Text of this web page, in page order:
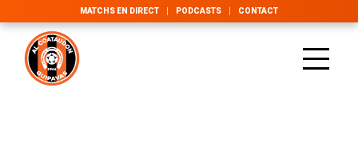
MATCHS EN DIRECT PODCASTS CONTACT